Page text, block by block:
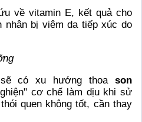
về vitamin E, kết quả cho
nhân bị viêm da tiếp xúc do
có xu hướng thoa son
cơ chế làm dịu khi sử
quen không tốt, cần thay